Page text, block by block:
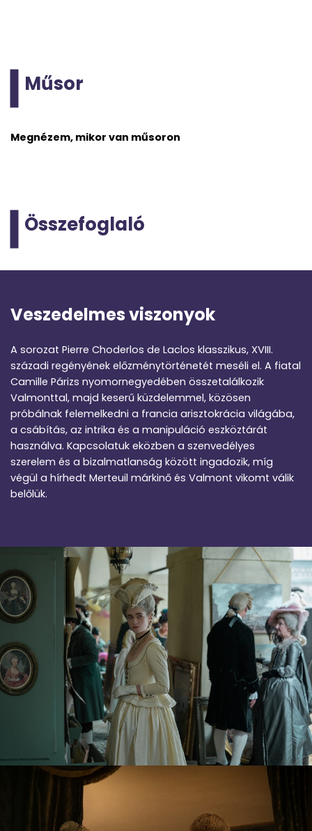
Műsor
Megnézem, mikor van műsoron
Összefoglaló
Veszedelmes viszonyok
A sorozat Pierre Choderlos de Laclos klasszikus, XVIII.
századi regényének előzménytörténetét meséli el. A fiatal
Camille Párizs nyomornegyedében összetalálkozik
Valmonttal, majd keserű küzdelemmel, közösen
próbálnak felemelkedni a francia arisztokrácia világába,
a csábítás, az intrika és a manipuláció eszköztárát
használva. Kapcsolatuk eközben a szenvedélyes
szerelem és a bizalmatlanság között ingadozik, míg
végül a hírhedt Merteuil márkinő és Valmont vikomt válik
belőlük.